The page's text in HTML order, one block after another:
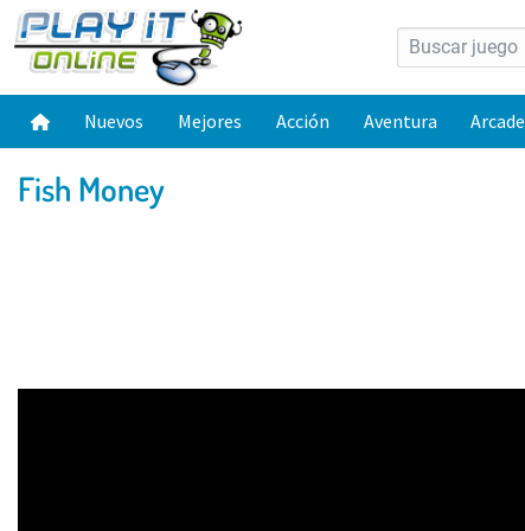
Nuevos Mejores Acción Aventura Arcade
Fish Money